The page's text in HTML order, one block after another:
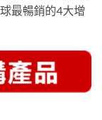
最暢銷的4大增